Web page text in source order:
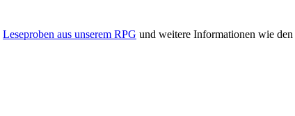
Leseproben aus unserem RPG und weitere Informationen wie den